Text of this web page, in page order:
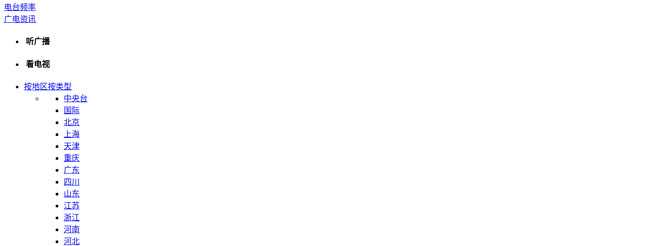
电台频率
广电资讯
听广播
看电视
按地区按类型
中央台
国际
北京
上海
天津
重庆
广东
四川
山东
江苏
浙江
河南
河北